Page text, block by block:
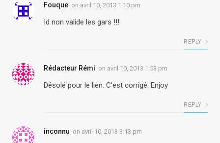
Fouque on avril 10, 2013 1:10 pm
Id non valide les gars !!!
REPLY
Rédacteur Rémi on avril 10, 2013 1:53 pm
Désolé pour le lien. C’est corrigé. Enjoy
REPLY
inconnu on avril 10, 2013 3:13 pm